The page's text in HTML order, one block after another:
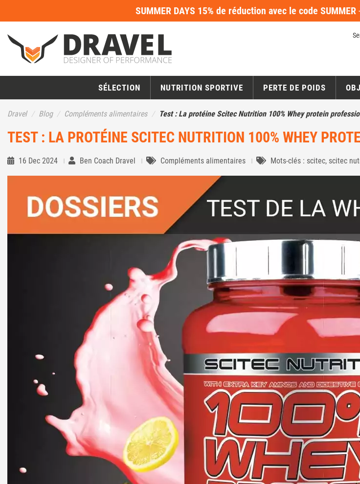
SUMMER DAYS 15% de réduction avec le code SUMMER
SÉLECTION NUTRITION SPORTIVE PERTE DE POIDS
Dravel Blog Compléments alimentaires Test : La protéine Scitec Nutrition 100% Whey protein
TEST : LA PROTÉINE SCITEC NUTRITION 100% WHEY
16 Dec 2024 Ben Coach Dravel Compléments alimentaires Mots-clés : scitec, scitec